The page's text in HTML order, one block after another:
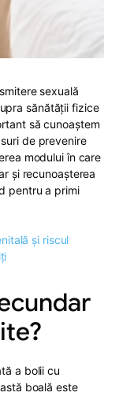
sexuală
sănătății fizice
să cunoaștem
de prevenire
modului în care
și recunoașterea
pentru a primi
și riscul
a bolii cu
boală este